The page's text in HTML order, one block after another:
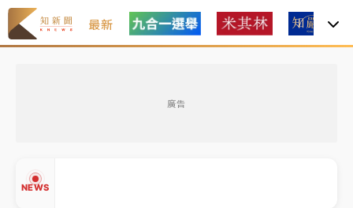
最新
廣告
NEWS
周末精選｜
面手法 郭台銘、蔡英文成關鍵